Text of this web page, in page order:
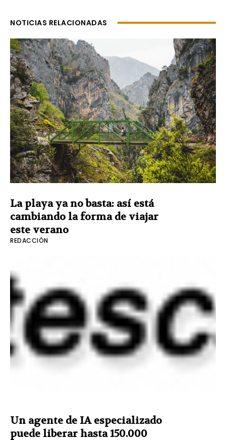
NOTICIAS RELACIONADAS
La playa ya no basta: así está
cambiando la forma de viajar
este verano
REDACCIÓN
Un agente de IA especializado
puede liberar hasta 150.000